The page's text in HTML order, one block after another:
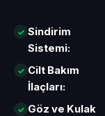
Sindirim
Sistemi:
Cilt Bakım
İlaçları:
Göz ve Kulak